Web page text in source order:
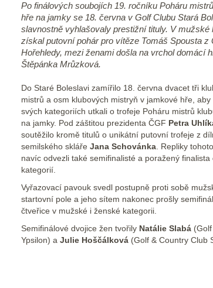
Po finálových soubojích 19. ročníku Poháru
hře na jamky se 18. června v Golf Clubu Stará
slavnostně vyhlašovaly prestižní tituly. V mužské
získal putovní pohár pro vítěze Tomáš Spousta z
Hořehledy, mezi ženami došla na vrchol domácí
Štěpánka Mrůzková.
Do Staré Boleslavi zamířilo 18. června dvacet tři
mistrů a osm klubových mistryň v jamkové hře, aby
svých kategoriích utkali o trofeje Poháru mistrů
na jamky. Pod záštitou prezidenta ČGF Petra
soutěžilo kromě titulů o unikátní putovní trofeje z
semilského sklářeJana Schovánka . Repliky
navíc odvezli také semifinalisté a poražený finalista
kategorií.
Vyřazovací pavouk svedl postupně proti sobě
startovní pole a jeho sítem nakonec prošly
čtveřice v mužské i ženské kategorii.
Semifinálové dvojice žen tvořily Natálie Slabá
Ypsilon) aJulie Hoščálková (Golf & Country Club